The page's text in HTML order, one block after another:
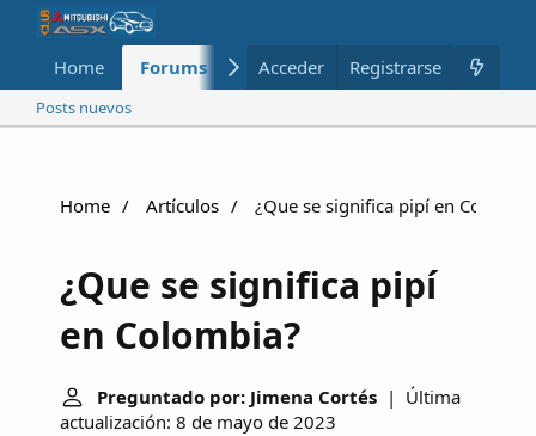
Home Forums Nuevo Miembros
Acceder Registrarse
Posts nuevos
Home Artículos ¿Que se significa pipí en
¿Que se significa pipí
en Colombia?
Preguntado por: Jimena Cortés | Última
actualización: 8 de mayo de 2023